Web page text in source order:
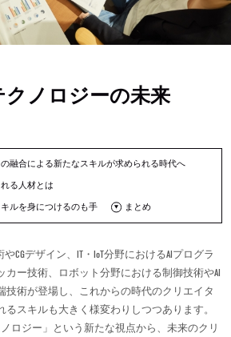
融合による新たなスキルが求められる時代へ
る人材とは
ルを身につけるのも手 まとめ
ノロジーの未来
CGデザイン、IT・IoT分野におけるAIプログラ
カー技術、ロボット分野における制御技術やAI
技術が登場し、これからの時代のクリエイタ
るスキルも大きく様変わりしつつあります。
ロジー」という新たな視点から、未来のクリ